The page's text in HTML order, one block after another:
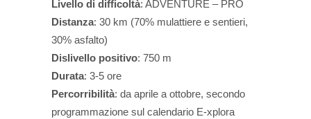
Livello di difficoltà: ADVENTURE – PRO
Distanza: 30 km (70% mulattiere e sentieri,
30% asfalto)
Dislivello positivo: 750 m
Durata: 3-5 ore
Percorribilità: da aprile a ottobre, secondo
programmazione sul calendario E-xplora